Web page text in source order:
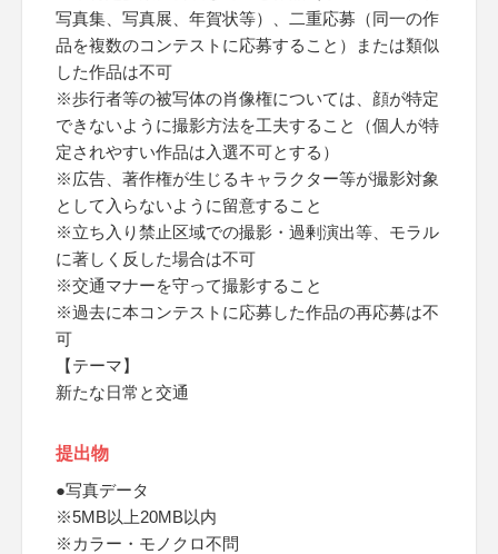
写真集、写真展、年賀状等）、二重応募（同一の作
品を複数のコンテストに応募すること）または類似
した作品は不可
※歩行者等の被写体の肖像権については、顔が特定
できないように撮影方法を工夫すること（個人が特
定されやすい作品は入選不可とする）
※広告、著作権が生じるキャラクター等が撮影対象
として入らないように留意すること
※立ち入り禁止区域での撮影・過剰演出等、モラル
に著しく反した場合は不可
※交通マナーを守って撮影すること
※過去に本コンテストに応募した作品の再応募は不
可
【テーマ】
新たな日常と交通
提出物
●写真データ
※5MB以上20MB以内
※カラー・モノクロ不問